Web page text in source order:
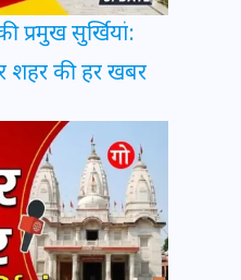
प्रमुख सुर्खियां:
शहर की हर खबर